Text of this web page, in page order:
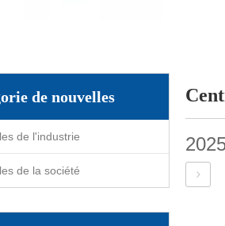
de nouvelles
de l'industrie
de la société